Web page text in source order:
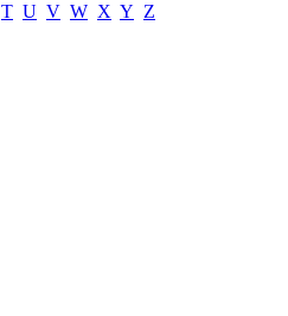
T U V W X Y Z